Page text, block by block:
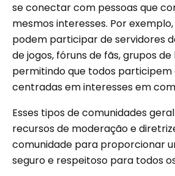
se conectar com pessoas que
mesmos interesses. Por
podem participar de servidores
de jogos, fóruns de fãs, grupos
permitindo que todos participem
centradas em interesses em
Esses tipos de comunidades
recursos de moderação e
comunidade para proporcionar
seguro e respeitoso para todos